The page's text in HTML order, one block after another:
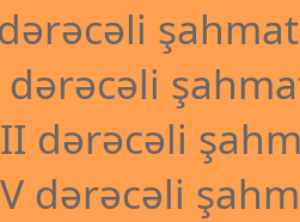
dərəcəli
dərəcəli